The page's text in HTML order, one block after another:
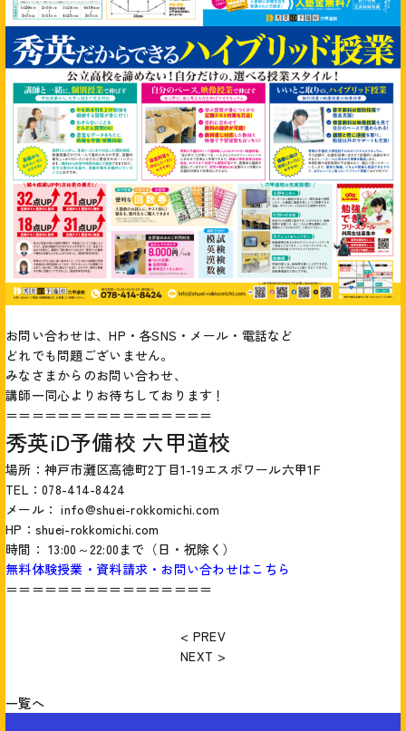
お問い合わせは、HP・各SNS・メール・電話など
どれでも問題ございません。
みなさまからのお問い合わせ、
講師一同心よりお待ちしております！
＝＝＝＝＝＝＝＝＝＝＝＝＝＝＝＝
秀英iD予備校 六甲道校
場所：神戸市灘区高徳町2丁目1-19エスポワール六甲1F
TEL：078-414-8424
メール： info@shuei-rokkomichi.com
HP： shuei-rokkomichi.com
時間： 13:00～22:00まで（日・祝除く）
無料体験授業・資料請求・お問い合わせはこちら
＝＝＝＝＝＝＝＝＝＝＝＝＝＝＝＝
< PREV
NEXT >
一覧へ